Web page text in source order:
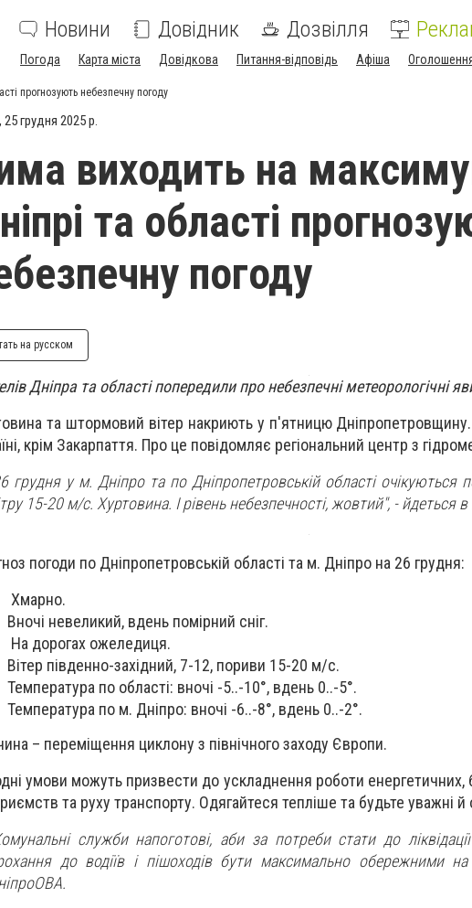
Новини Довідник Дозвілля
Погода Карта міста Довідкова Питання-відповідь Афіша
прогнозують небезпечну погоду
25 грудня 2025 р.
виходить на
та області
погоду
на русском
Дніпра та області попередили про небезпечні метеорологічні
та штормовий вітер накриють у п'ятницю
крім Закарпаття. Про це повідомляє регіональний центр з
грудня у м. Дніпро та по Дніпропетровській області очікуються
15-20 м/с. Хуртовина. І рівень небезпечності, жовтий", - йдеться
погоди по Дніпропетровській області та м. Дніпро на 26 грудня:
Хмарно.
Вночі невеликий, вдень помірний сніг.
На дорогах ожеледиця.
Вітер південно-західний, 7-12, пориви 15-20 м/с.
Температура по області: вночі -5..-10°, вдень 0..-5°.
Температура по м. Дніпро: вночі -6..-8°, вдень 0..-2°.
– переміщення циклону з північного заходу Європи.
умови можуть призвести до ускладнення роботи енергетичних,
та руху транспорту. Одягайтеся тепліше та будьте уважні й
служби напоготові, аби за потреби стати до ліквідації
до водіїв і пішоходів бути максимально обережними на